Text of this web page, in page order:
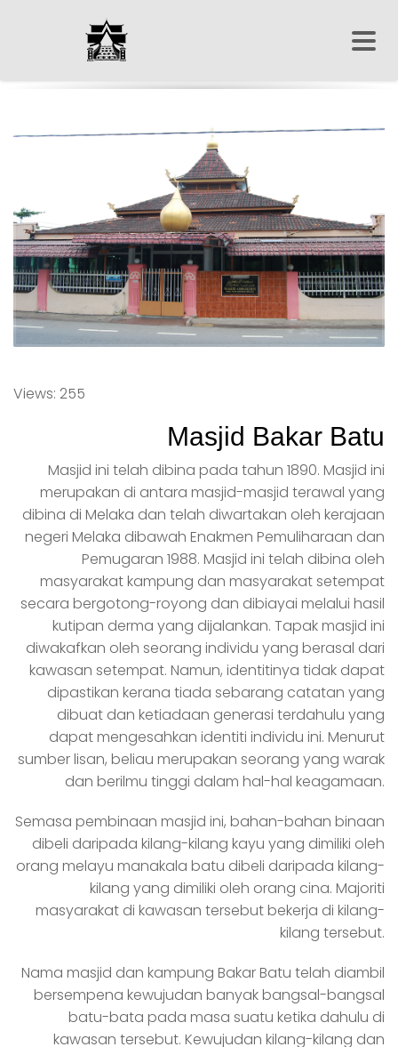
Views: 255
Masjid Bakar Batu
Masjid ini telah dibina pada tahun 1890. Masjid ini
merupakan di antara masjid-masjid terawal yang
dibina di Melaka dan telah diwartakan oleh kerajaan
negeri Melaka dibawah Enakmen Pemuliharaan dan
Pemugaran 1988. Masjid ini telah dibina oleh
masyarakat kampung dan masyarakat setempat
secara bergotong-royong dan dibiayai melalui hasil
kutipan derma yang dijalankan. Tapak masjid ini
diwakafkan oleh seorang individu yang berasal dari
kawasan setempat. Namun, identitinya tidak dapat
dipastikan kerana tiada sebarang catatan yang
dibuat dan ketiadaan generasi terdahulu yang
dapat mengesahkan identiti individu ini. Menurut
sumber lisan, beliau merupakan seorang yang warak
dan berilmu tinggi dalam hal-hal keagamaan.
Semasa pembinaan masjid ini, bahan-bahan binaan
dibeli daripada kilang-kilang kayu yang dimiliki oleh
orang melayu manakala batu dibeli daripada kilang-
kilang yang dimiliki oleh orang cina. Majoriti
masyarakat di kawasan tersebut bekerja di kilang-
kilang tersebut.
Nama masjid dan kampung Bakar Batu telah diambil
bersempena kewujudan banyak bangsal-bangsal
batu-bata pada masa suatu ketika dahulu di
kawasan tersebut. Kewujudan kilang-kilang dan